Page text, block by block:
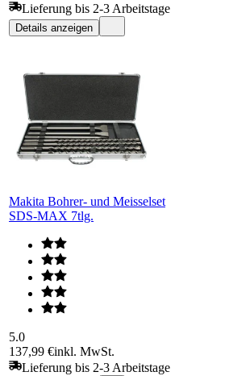
Lieferung bis 2-3 Arbeitstage
Details anzeigen
Makita Bohrer- und Meisselset
SDS-MAX 7tlg.
5.0
137,99 €inkl. MwSt.
Lieferung bis 2-3 Arbeitstage